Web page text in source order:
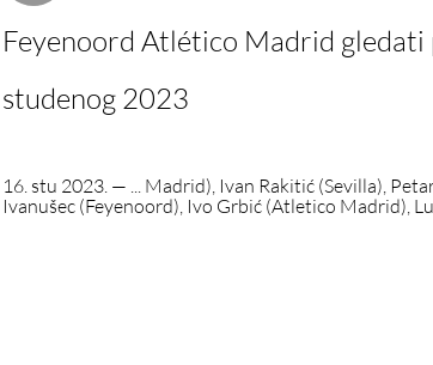
Feyenoord Atlético Madrid gledati
studenog 2023
16. stu 2023. — ... Madrid), Ivan Rakitić (Sevilla),
Ivanušec (Feyenoord), Ivo Grbić (Atletico Madrid),